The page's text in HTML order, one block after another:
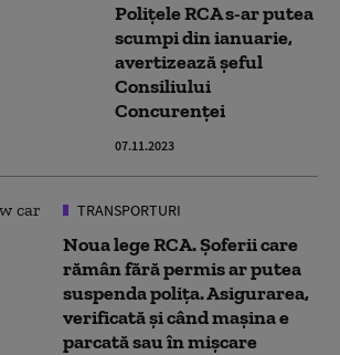
Polițele RCA s-ar putea
scumpi din ianuarie,
avertizează șeful
Consiliului
Concurenței
07.11.2023
TRANSPORTURI
Noua lege RCA. Șoferii care
rămân fără permis ar putea
suspenda polița. Asigurarea,
verificată și când mașina e
parcată sau în mișcare